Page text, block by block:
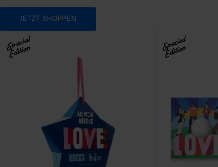
JETZT SHOPPEN
Special
Edition Special
Edition